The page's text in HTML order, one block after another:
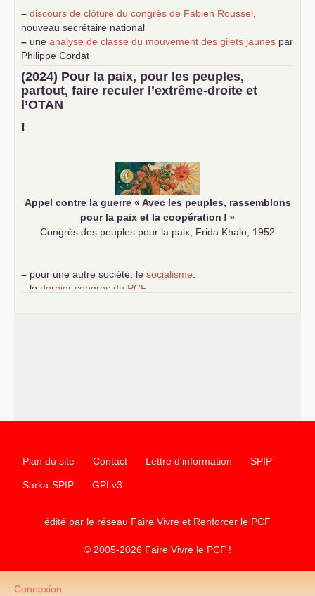
– discours de clôture du congrès de Fabien Roussel
nouveau secrétaire national
– une analyse de classe du mouvement des gilets jaunes par
Philippe Cordat
–
un texte de Jean-Claude Delaunay
le marxisme est la
science sociale de notre temps
–un appel proposé aux partis communistes et ouvrier
d’Europe
–
(2024) Pour la paix, pour les peuples,
partout, faire reculer l’extrême-droite et
l’OTAN
!
Appel contre la guerre « Avec les peuples, rassemblons
pour la paix et la coopération ! »
Congrès des peuples pour la paix, Frida Khalo, 1952
– pour une autre société, le socialisme
le dernier congrès du PCF
Plan du site Contact Lettre d'information SPIP
Sarka-SPIP GPLv3
édité par le réseau Faire Vivre et Renforcer le PCF
© 2005-2026 Faire Vivre le PCF !
Connexion